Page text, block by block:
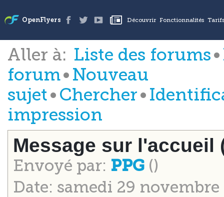
Aller à: Liste des forums•
forum•Nouveau
sujet•Chercher•
impression
Message sur l'accueil
Envoyé par: PPG ()
Date: samedi 29 novembre